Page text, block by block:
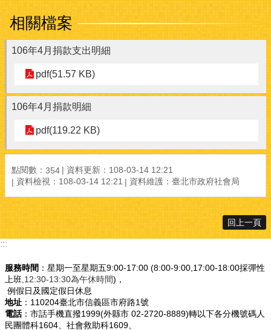
相關檔案
106年4月捐款支出明細
pdf(51.57 KB)
106年4月捐款明細
pdf(119.22 KB)
點閱數： 354
資料更新：108-03-14 12:21
資料檢視：108-03-14 12:21
資料維護：臺北市政府社會局
回上一頁
:::
服務時間 ：星期一至星期五9:00-17:00 (8:00-9:00,17:00-18:00採彈性
上班 ,12:30-13:30為午休時間)，
例假日及國定假日休息
地址 ：110204臺北市信義區市府路1號
電話：市話手機直撥1999(外縣市 02-2720-8889)轉以下各分機號碼人
民團體科1604、社會救助科1609、